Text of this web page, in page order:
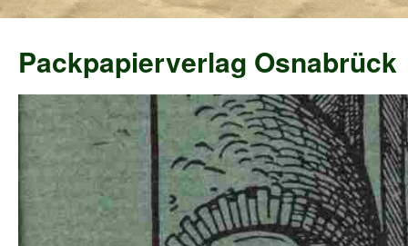
Packpapierverlag Osnabrück